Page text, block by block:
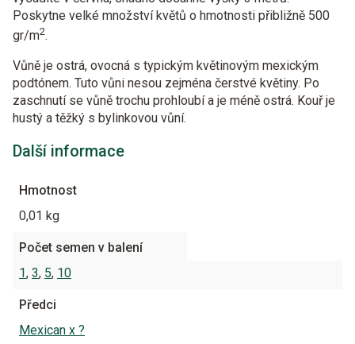
Poskytne velké množství květů o hmotnosti přibližně 500
gr/m2.
Vůně je ostrá, ovocná s typickým květinovým mexickým
podtónem. Tuto vůni nesou zejména čerstvé květiny. Po
zaschnutí se vůně trochu prohloubí a je méně ostrá. Kouř je
hustý a těžký s bylinkovou vůní.
Další informace
Hmotnost
0,01 kg
Počet semen v balení
1, 3, 5, 10
Předci
Mexican x ?